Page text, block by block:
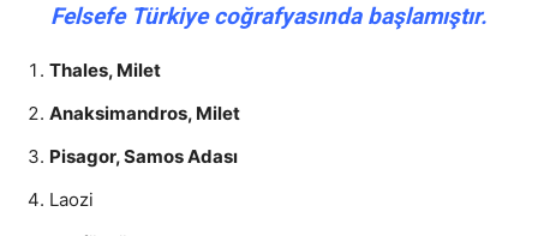
Felsefe Türkiye coğrafyasında başlamıştır.
Thales, Milet
Anaksimandros, Milet
Pisagor, Samos Adası
Laozi